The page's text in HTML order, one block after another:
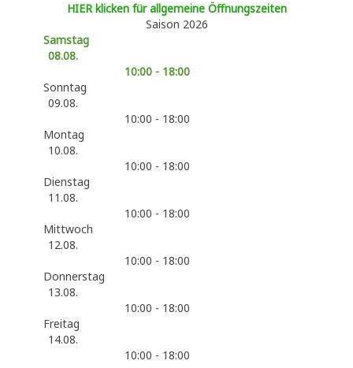
HIER klicken für allgemeine Öffnungszeiten
Saison 2026
Samstag
08.08.
10:00 - 18:00
Sonntag
09.08.
10:00 - 18:00
Montag
10.08.
10:00 - 18:00
Dienstag
11.08.
10:00 - 18:00
Mittwoch
12.08.
10:00 - 18:00
Donnerstag
13.08.
10:00 - 18:00
Freitag
14.08.
10:00 - 18:00